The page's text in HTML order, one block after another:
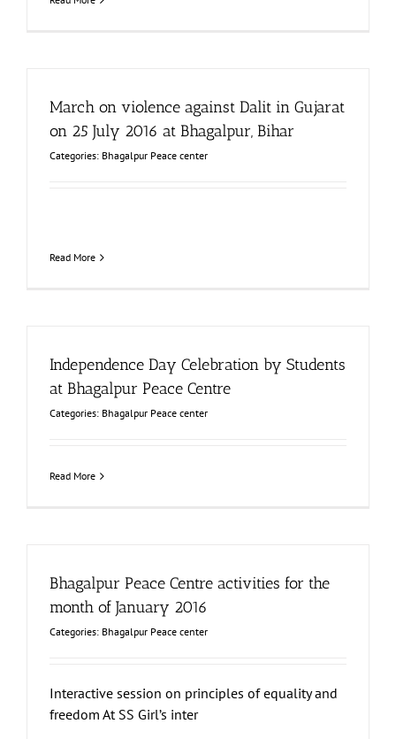
March on violence against Dalit in Gujarat
on 25 July 2016 at Bhagalpur, Bihar
Categories: Bhagalpur Peace center
Read More
Independence Day Celebration by Students
at Bhagalpur Peace Centre
Categories: Bhagalpur Peace center
Read More
Bhagalpur Peace Centre activities for the
month of January 2016
Categories: Bhagalpur Peace center
Interactive session on principles of equality and
freedom At SS Girl’s inter